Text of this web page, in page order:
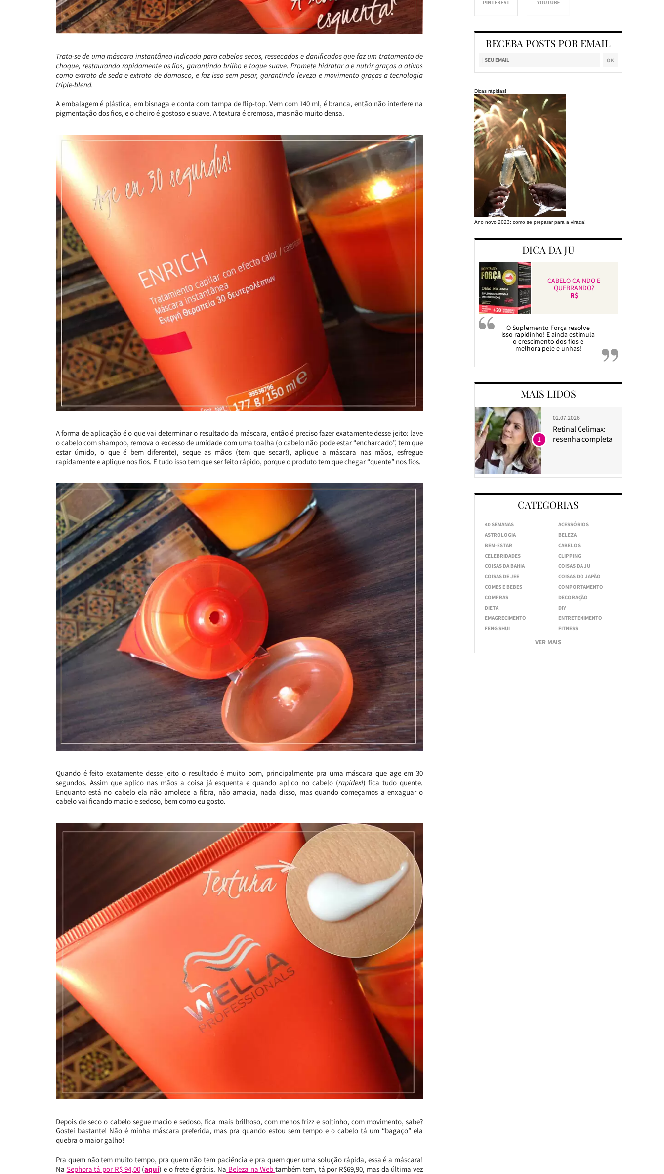
Trata-se de uma máscara instantânea indicada para cabelos secos, ressecados e danificados que faz um tratamento de
choque, restaurando rapidamente os fios, garantindo brilho e toque suave. Promete hidratar a e nutrir graças a ativos
como extrato de seda e extrato de damasco, e faz isso sem pesar, garantindo leveza e movimento graças a tecnologia
triple-blend.
A embalagem é plástica, em bisnaga e conta com tampa de flip-top. Vem com 140 ml, é branca, então não interfere na
pigmentação dos fios, e o cheiro é gostoso e suave. A textura é cremosa, mas não muito densa.
A forma de aplicação é o que vai determinar o resultado da máscara, então é preciso fazer exatamente desse jeito: lave
o cabelo com shampoo, remova o excesso de umidade com uma toalha (o cabelo não pode estar “encharcado”, tem que
estar úmido, o que é bem diferente), seque as mãos (tem que secar!), aplique a máscara nas mãos, esfregue
rapidamente e aplique nos fios. E tudo isso tem que ser feito rápido, porque o produto tem que chegar “quente” nos fios.
Quando é feito exatamente desse jeito o resultado é muito bom, principalmente pra uma máscara que age em 30
segundos. Assim que aplico nas mãos a coisa já esquenta e quando aplico no cabelo (rapidex!) fica tudo quente.
Enquanto está no cabelo ela não amolece a fibra, não amacia, nada disso, mas quando começamos a enxaguar o
cabelo vai ficando macio e sedoso, bem como eu gosto.
Depois de seco o cabelo segue macio e sedoso, fica mais brilhoso, com menos frizz e soltinho, com movimento, sabe?
Gostei bastante! Não é minha máscara preferida, mas pra quando estou sem tempo e o cabelo tá um “bagaço” ela
quebra o maior galho!
Pra quem não tem muito tempo, pra quem não tem paciência e pra quem quer uma solução rápida, essa é a máscara!
Na Sephora tá por R$ 94,00(aqui) e o frete é grátis. Na Beleza na Webtambém tem, tá por R$69,90, mas da última vez
RECEBA POSTS POR EMAIL
Dicas rápidas!
Ano novo 2023: como se preparar para a virada!
DICA DA JU
CABELO CAINDO E
QUEBRANDO?
R$
O Suplemento Força resolve
isso rapidinho! E ainda estimula
o crescimento dos fios e
melhora pele e unhas!
MAIS LIDOS
02.07.2026
Retinal Celimax:
resenha completa
1
CATEGORIAS
40 SEMANAS
ACESSÓRIOS
ASTROLOGIA
BELEZA
BEM-ESTAR
CABELOS
CELEBRIDADES
CLIPPING
COISAS DA BAHIA
COISAS DA JU
COISAS DE JEE
COISAS DO JAPÃO
COMES E BEBES
COMPORTAMENTO
COMPRAS
DECORAÇÃO
DIETA
DIY
EMAGRECIMENTO
ENTRETENIMENTO
FENG SHUI
FITNESS
VER MAIS